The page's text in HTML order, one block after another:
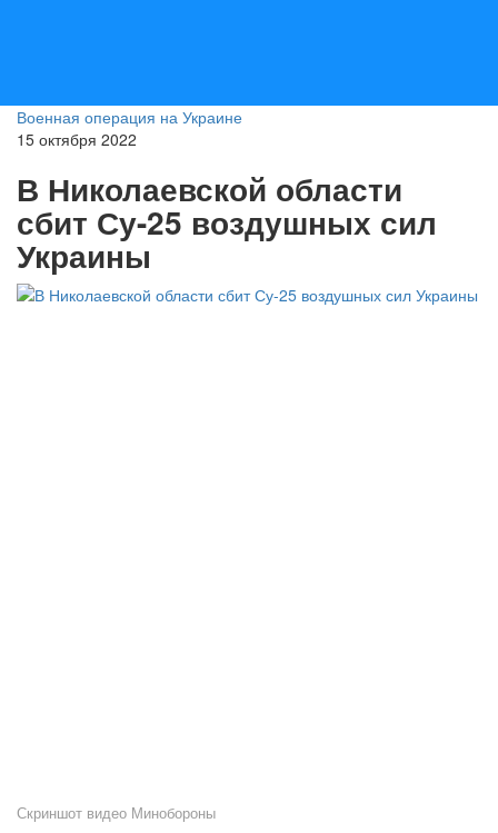
Военная операция на Украине
15 октября 2022
В Николаевской области
сбит Су-25 воздушных сил
Украины
Скриншот видео Минобороны